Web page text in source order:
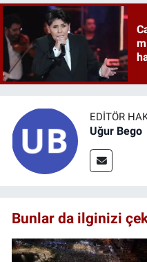
EDITÖR
Uğur Bego
Bunlar da ilginizi